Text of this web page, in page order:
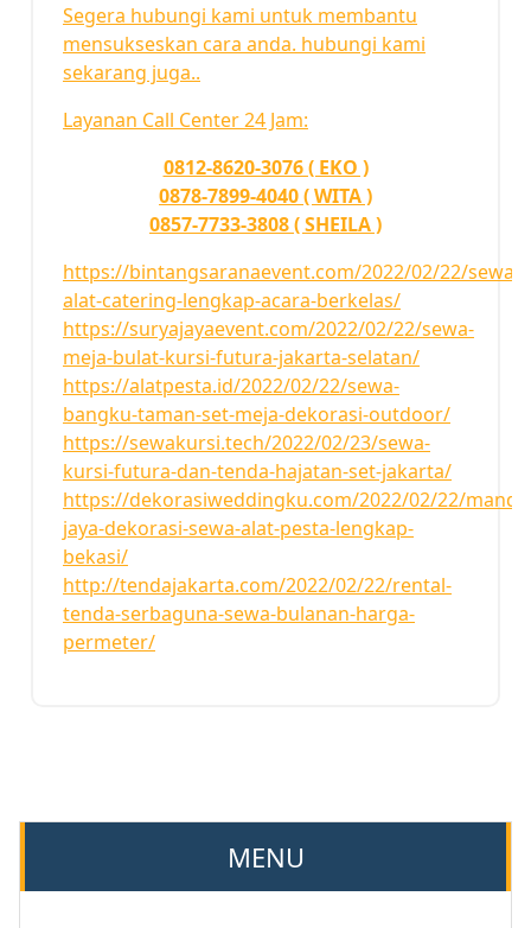
Segera hubungi kami untuk membantu
mensukseskan cara anda. hubungi kami
sekarang juga..
Layanan Call Center 24 Jam:
0812-8620-3076 ( EKO )
0878-7899-4040 ( WITA )
0857-7733-3808 ( SHEILA )
https://bintangsaranaevent.com/2022/02/22/sewa-
alat-catering-lengkap-acara-berkelas/
https://suryajayaevent.com/2022/02/22/sewa-
meja-bulat-kursi-futura-jakarta-selatan/
https://alatpesta.id/2022/02/22/sewa-
bangku-taman-set-meja-dekorasi-outdoor/
https://sewakursi.tech/2022/02/23/sewa-
kursi-futura-dan-tenda-hajatan-set-jakarta/
https://dekorasiweddingku.com/2022/02/22/
jaya-dekorasi-sewa-alat-pesta-lengkap-
bekasi/
http://tendajakarta.com/2022/02/22/rental-
tenda-serbaguna-sewa-bulanan-harga-
permeter/
MENU